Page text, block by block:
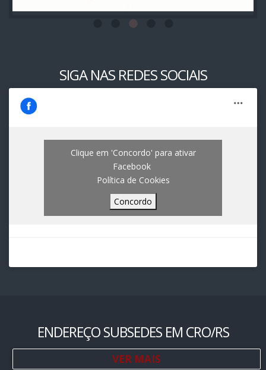
SIGA NAS REDES SOCIAIS
Clique em 'Concordo' para ativar
Facebook
Política de Cookies
Concordo
ENDEREÇO SUBSEDES EM CRO/RS
VER MAIS